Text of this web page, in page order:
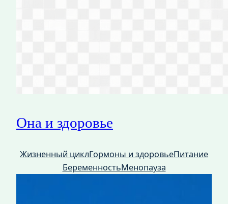
Она и здоровье
Жизненный циклГормоны и здоровьеПитание
БеременностьМенопауза